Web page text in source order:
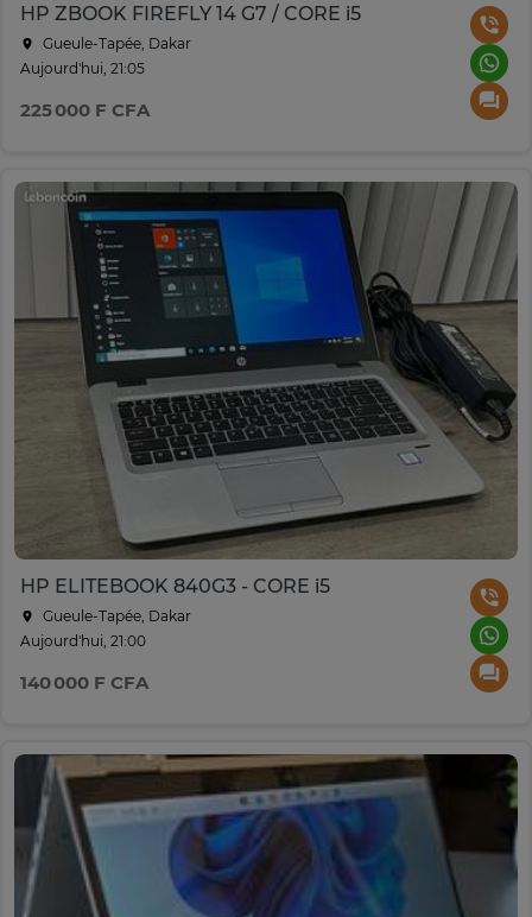
HP ZBOOK FIREFLY 14 G7 / CORE i5
Gueule-Tapée, Dakar
Aujourd'hui, 21:05
225 000 F CFA
HP ELITEBOOK 840G3 - CORE i5
Gueule-Tapée, Dakar
Aujourd'hui, 21:00
140 000 F CFA